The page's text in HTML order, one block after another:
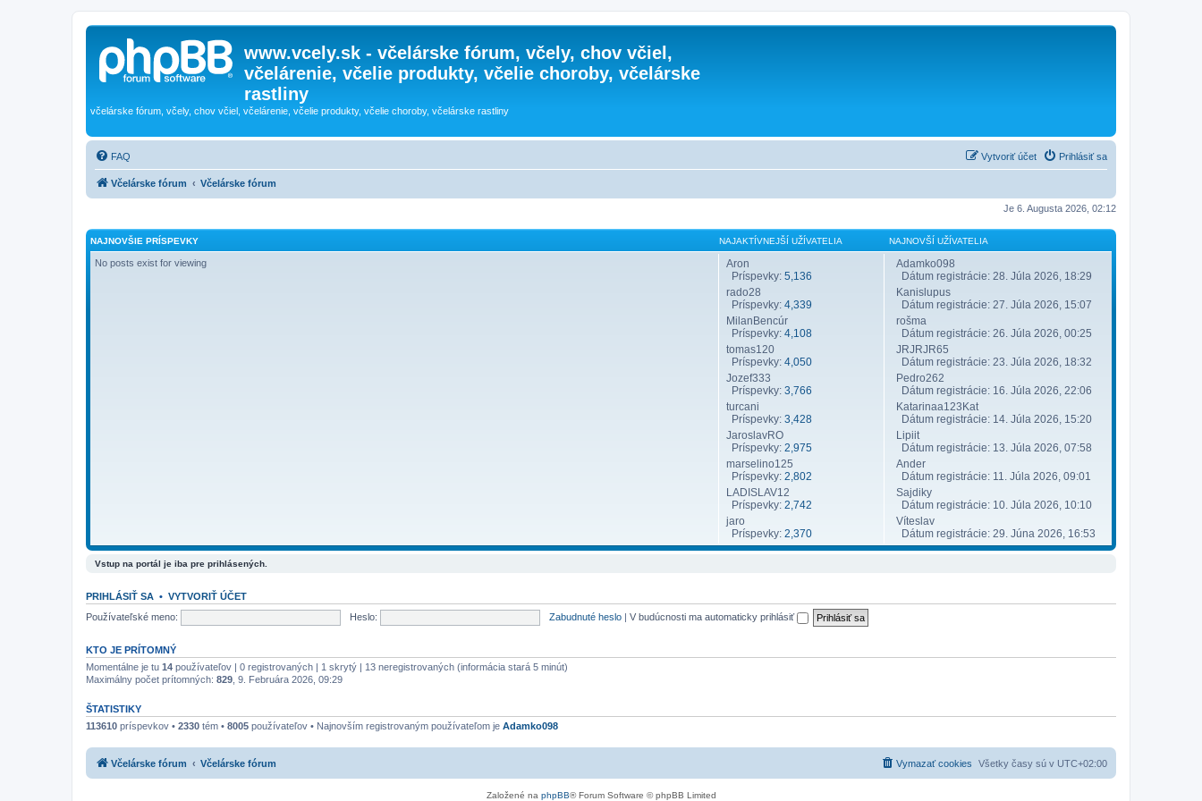
www.vcely.sk - včelárske fórum, včely, chov včiel,
včelárenie, včelie produkty, včelie choroby, včelárske
rastliny
včelárske fórum, včely, chov včiel, včelárenie, včelie produkty, včelie choroby, včelárske rastliny
FAQ Prihlásiť sa
Vytvoriť účet
Včelárske fórum Včelárske fórum
Je 6. Augusta 2026, 02:12
NAJNOVŠIE PRÍSPEVKY NAJAKTÍVNEJŠÍ UŽÍVATELIA NAJNOVŠÍ UŽÍVATELIA
No posts exist for viewing
Aron
Príspevky: 5,136
rado28
Príspevky: 4,339
MilanBencúr
Príspevky: 4,108
tomas120
Príspevky: 4,050
Jozef333
Príspevky: 3,766
turcani
Príspevky: 3,428
JaroslavRO
Príspevky: 2,975
marselino125
Príspevky: 2,802
LADISLAV12
Príspevky: 2,742
jaro
Príspevky: 2,370
Adamko098
Dátum registrácie: 28. Júla 2026, 18:29
Kanislupus
Dátum registrácie: 27. Júla 2026, 15:07
rošma
Dátum registrácie: 26. Júla 2026, 00:25
JRJRJR65
Dátum registrácie: 23. Júla 2026, 18:32
Pedro262
Dátum registrácie: 16. Júla 2026, 22:06
Katarinaa123Kat
Dátum registrácie: 14. Júla 2026, 15:20
Lipiit
Dátum registrácie: 13. Júla 2026, 07:58
Ander
Dátum registrácie: 11. Júla 2026, 09:01
Sajdiky
Dátum registrácie: 10. Júla 2026, 10:10
Víteslav
Dátum registrácie: 29. Júna 2026, 16:53
Vstup na portál je iba pre prihlásených.
PRIHLÁSIŤ SA • VYTVORIŤ ÚČET
Používateľské meno:
Heslo: Zabudnuté heslo | V budúcnosti ma automaticky prihlásiť
KTO JE PRÍTOMNÝ
Momentálne je tu 14 používateľov | 0 registrovaných | 1 skrytý | 13 neregistrovaných (informácia stará 5 minút)
Maximálny počet prítomných: 829 , 9. Februára 2026, 09:29
ŠTATISTIKY
113610 príspevkov • 2330 tém • 8005 používateľov • Najnovším registrovaným používateľom je Adamko098
Včelárske fórum Včelárske fórum Všetky časy sú v UTC+02:00
Vymazať cookies
Založené na phpBB® Forum Software © phpBB Limited